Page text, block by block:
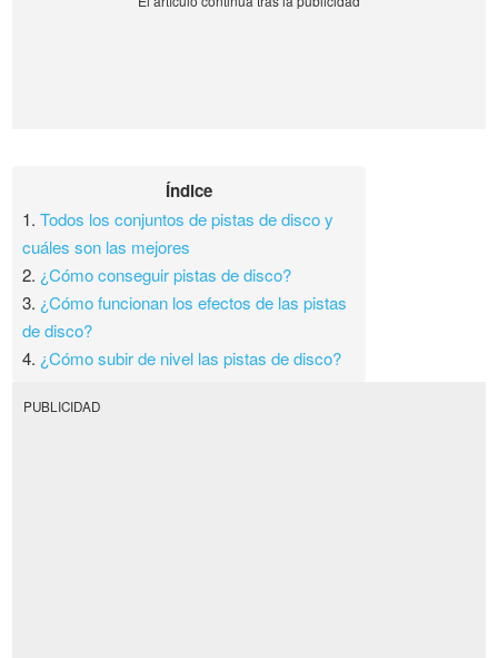
Índice
1.Todos los conjuntos de pistas de disco y
cuáles son las mejores
2. ¿Cómo conseguir pistas de disco?
3. ¿Cómo funcionan los efectos de las pistas
de disco?
4. ¿Cómo subir de nivel las pistas de disco?
PUBLICIDAD